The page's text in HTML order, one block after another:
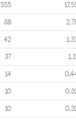
555
88
42
37
14
10
10